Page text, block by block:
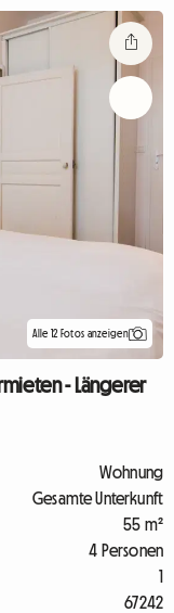
Alle 12 Fotos anzeigen
- Längerer
Wohnung
Gesamte Unterkunft
55 m²
4 Personen
1
67242